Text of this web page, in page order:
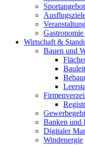
Wirtschaft &
Bauen und
Banken und
Digitaler
Windenergie